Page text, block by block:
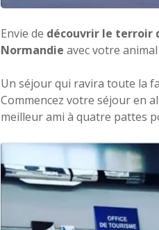
Envie de découvrir le terroir
Normandie avec votre
Un séjour qui ravira toute la
Commencez votre séjour en
meilleur ami à quatre pattes